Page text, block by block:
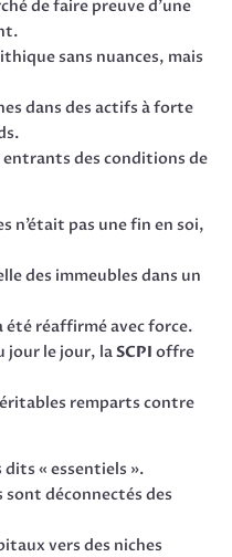
de faire preuve d’une
sans nuances, mais
dans des actifs à forte
des conditions de
n’était pas une fin en soi,
des immeubles dans un
réaffirmé avec force.
jour le jour, laSCPI offre
remparts contre
« essentiels ».
sont déconnectés des
vers des niches